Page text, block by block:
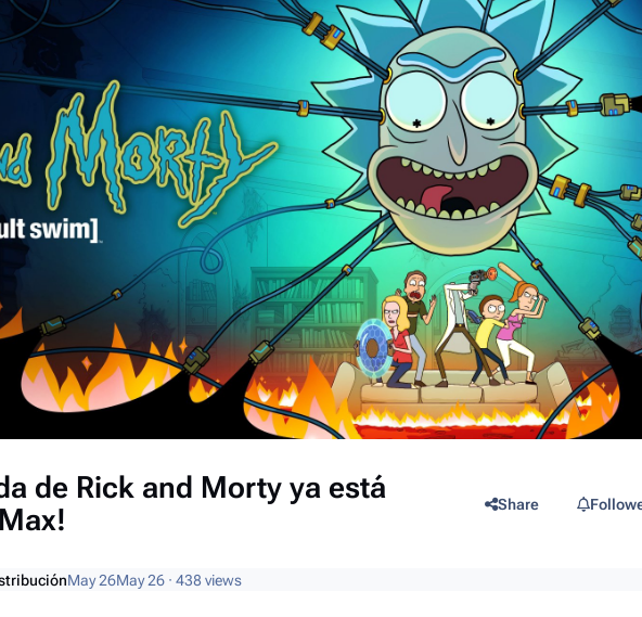
de Rick and Morty ya está
Share
May 26May 26· 438 views